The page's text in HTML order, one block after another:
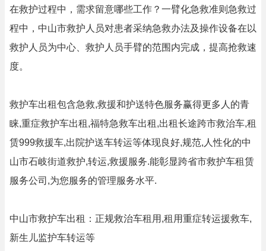
在救护过程中，需求留意哪些工作？一臂化急救准则急救过
程中，中山市救护人员对患者采纳急救办法及操作设备在以
救护人员为中心、救护人员手臂的范围内完成，提高抢救速
度。
救护车出租包含急救,救援和护送特色服务赢得更多人的青
睐,重症救护车出租,福特急救车出租,出租长途跨市救治车,租
赁999救援车,出院护送车转运等体现良好,规范,人性化的中
山市石岐街道救护,转运,救援服务.能彰显跨省市救护车租赁
服务公司,为您服务的管理服务水平.
中山市救护车出租：正规救治车租用,租用重症转运援救车,
新生儿监护车转运等